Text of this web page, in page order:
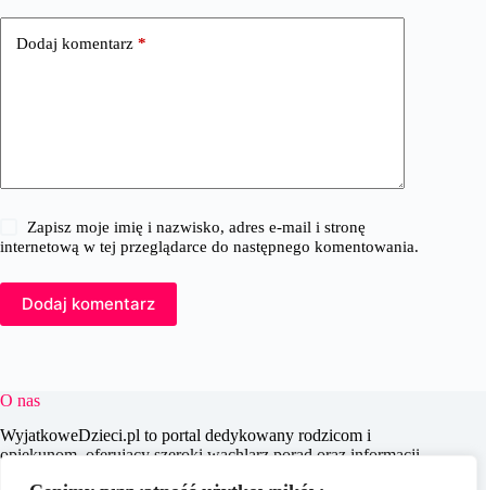
Dodaj komentarz *
Zapisz moje imię i nazwisko, adres e-mail i stronę
internetową w tej przeglądarce do następnego komentowania.
Dodaj komentarz
O nas
WyjatkoweDzieci.pl to portal dedykowany rodzicom i
opiekunom, oferujący szeroki wachlarz porad oraz informacji